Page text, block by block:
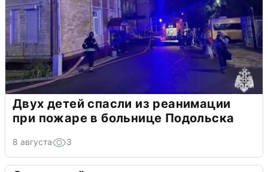
Двух детей спасли из реанимации
при пожаре в больнице Подольска
8 августа 3